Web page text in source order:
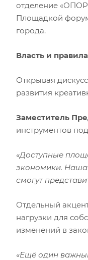
отделение
Площадкой
города.
Власть и
Открывая
развития
Заместитель
инструментов
«Доступные
экономики. Наша
смогут
Отдельный
нагрузки для
изменений в
«Ещё один